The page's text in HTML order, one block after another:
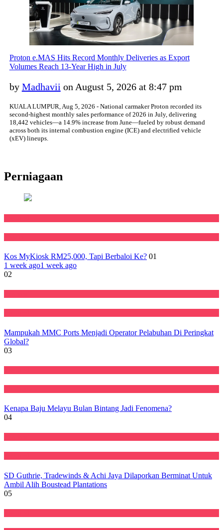
Proton e.MAS Hits Record Monthly Deliveries as Export
Volumes Reach 13-Year High in July
by Madhavii on August 5, 2026 at 8:47 pm
KUALA LUMPUR, Aug 5, 2026 - National carmaker Proton recorded its
second-highest monthly sales performance of 2026 in July, delivering
18,442 vehicles—a 14.9% increase from June—fueled by robust demand
across both its internal combustion engine (ICE) and electrified vehicle
(xEV) lineups.
Perniagaan
Kos MyKiosk RM25,000, Tapi Berbaloi Ke? 01
1 week ago1 week ago
02
Mampukah MMC Ports Menjadi Operator Pelabuhan Di Peringkat
Global?
03
Kenapa Baju Melayu Bulan Bintang Jadi Fenomena?
04
SD Guthrie, Tradewinds & Achi Jaya Dilaporkan Berminat Untuk
Ambil Alih Boustead Plantations
05